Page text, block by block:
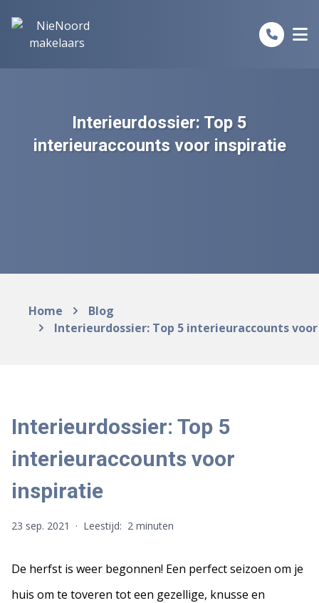
Interieurdossier: Top 5
interieuraccounts voor inspiratie
Home
Blog
Interieurdossier: Top 5 interieuraccounts
Interieurdossier: Top 5
interieuraccounts voor
inspiratie
23 sep. 2021 · Leestijd: 2 minuten
De herfst is weer begonnen! Een perfect seizoen om je
huis om te toveren tot een gezellige, knusse en